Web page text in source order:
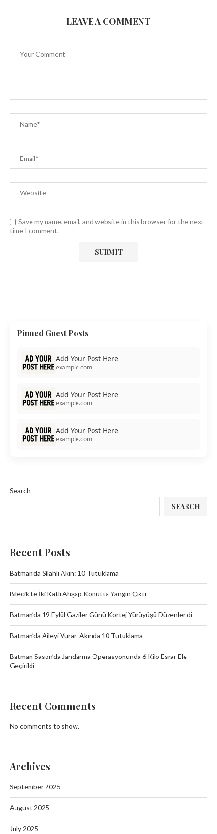
LEAVE A COMMENT
Save my name, email, and website in this browser for the next
time I comment.
Pinned Guest Posts
Add Your Post Here
example.com
Add Your Post Here
example.com
Add Your Post Here
example.com
Search
SEARCH
Recent Posts
Batman’da Silahlı Akın: 10 Tutuklama
Bilecik’te İki Katlı Ahşap Konutta Yangın Çıktı
Batman’da 19 Eylül Gaziler Günü Kortej Yürüyüşü Düzenlendi
Batman’da Aileyi Vuran Akında 10 Tutuklama
Batman Sason’da Jandarma Operasyonunda 6 Kilo Esrar Ele
Geçirildi
Recent Comments
No comments to show.
Archives
September 2025
August 2025
July 2025